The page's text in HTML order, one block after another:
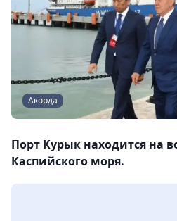
Акорда
Порт Курык находится на
Каспийского моря.